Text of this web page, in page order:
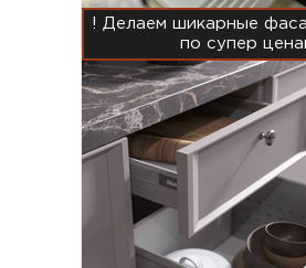
! Делаем шикарные
по супер